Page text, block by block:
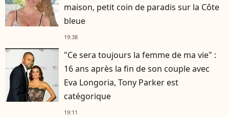
maison, petit coin de paradis sur la Côte
bleue
19:38
"Ce sera toujours la femme de ma vie" :
16 ans après la fin de son couple avec
Eva Longoria, Tony Parker est
catégorique
19:11